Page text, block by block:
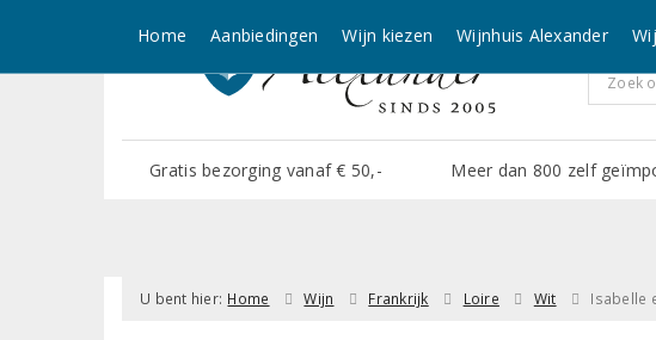
Gratis bezorging vanaf € 50,- Meer dan 800 zelf
Home Aanbiedingen Wijn kiezen Wijnhuis Alexander
U bent hier: Home Wijn Frankrijk Loire Wit Isabelle